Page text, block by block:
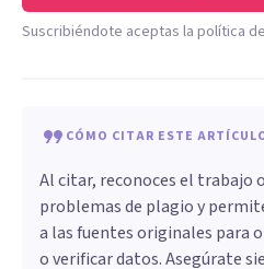
Suscribiéndote aceptas la política
CÓMO CITAR ESTE
Al citar, reconoces el trabajo
problemas de plagio y
a las fuentes originales para
o verificar datos. Asegúrate